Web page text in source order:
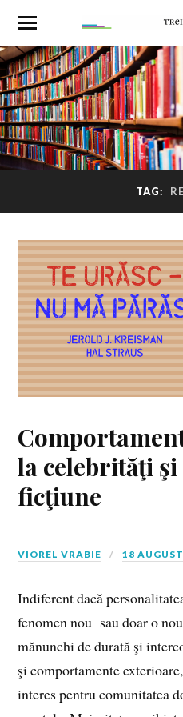
TAG:
la celebrităţi şi
ficţiune
VIOREL VRABIE 18
Indiferent dacă
fenomen nou sau doar o
mănunchi de durată şi
şi comportamente
interes pentru comunitatea